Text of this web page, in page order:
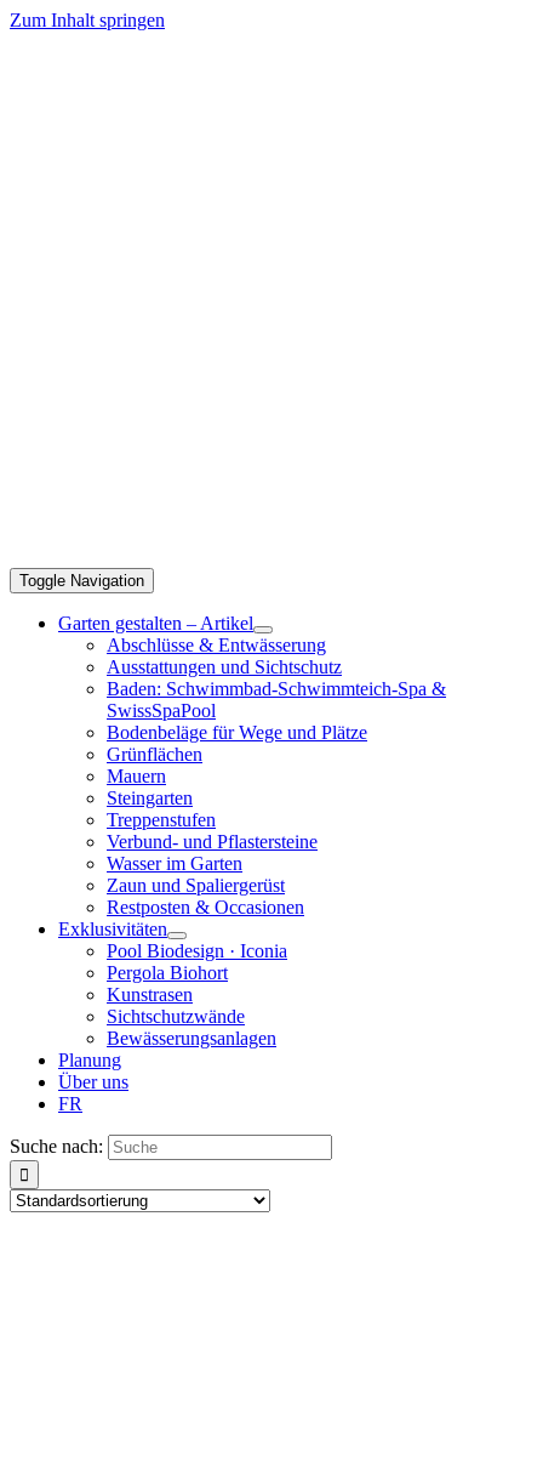
Zum Inhalt springen
Toggle Navigation
Garten gestalten – Artikel
Abschlüsse & Entwässerung
Ausstattungen und Sichtschutz
Baden: Schwimmbad-Schwimmteich-Spa &
SwissSpaPool
Bodenbeläge für Wege und Plätze
Grünflächen
Mauern
Steingarten
Treppenstufen
Verbund- und Pflastersteine
Wasser im Garten
Zaun und Spaliergerüst
Restposten & Occasionen
Exklusivitäten
Pool Biodesign · Iconia
Pergola Biohort
Kunstrasen
Sichtschutzwände
Bewässerungsanlagen
Planung
Über uns
FR
Suche nach: